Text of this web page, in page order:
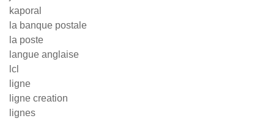
kaporal
la banque postale
la poste
langue anglaise
lcl
ligne
ligne creation
lignes